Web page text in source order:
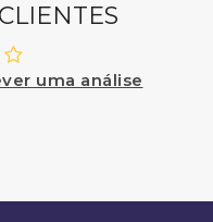
uma análise